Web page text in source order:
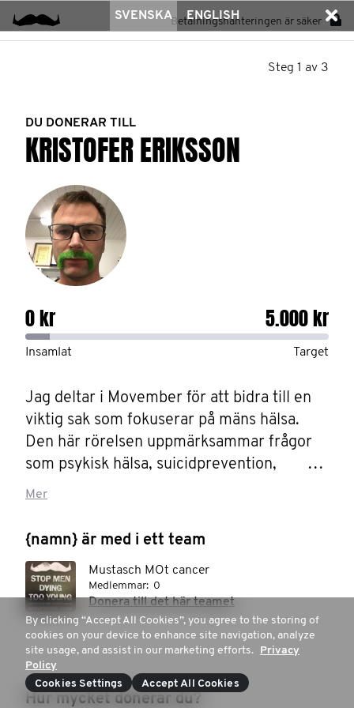
SVENSKA ENGLISH
Betalningshanteringen är säker
Steg 1 av 3
DU DONERAR TILL
KRISTOFER ERIKSSON
0 kr 5.000 kr
Insamlat Target
Jag deltar i Movember för att bidra till en
viktig sak som fokuserar på mäns hälsa.
Den här rörelsen uppmärksammar frågor
som psykisk hälsa, suicidprevention,
prostatacancer och testikelcancer – frågor
men som ofta inte diskuteras öppet.
väcka samtal, uppmuntra andra att söka
stöd och samla in medel till forskning och
resurser för psykisk hälsa. Att delta i
Movember är ett betydelsefullt sätt att
stötta samhället, främja hälsomedvetenhet
och stå upp för mäns välmående överallt.
Mer
{namn} är med i ett team
Mustasch MOt cancer
Medlemmar: 0
Donera till det här teamet
Hur mycket donerar du?
By clicking “Accept All Cookies”, you agree to the storing of
cookies on your device to enhance site navigation, analyze
site usage, and assist in our marketing efforts. Privacy
Policy
Cookies Settings
Accept All Cookies